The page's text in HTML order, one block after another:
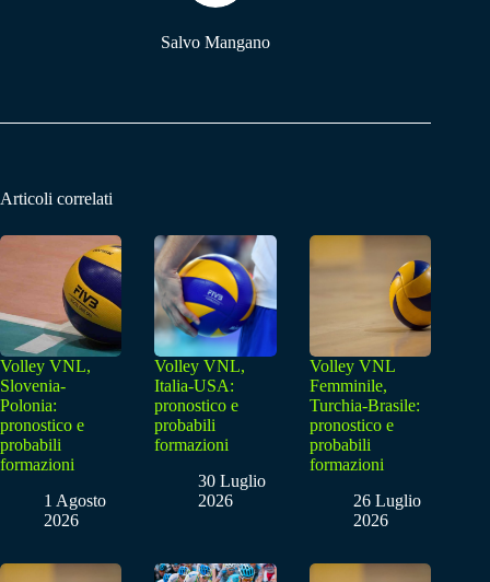
Salvo Mangano
Articoli correlati
Volley VNL,
Slovenia-
Polonia:
pronostico e
probabili
formazioni
1 Agosto
2026
Volley VNL,
Italia-USA:
pronostico e
probabili
formazioni
30 Luglio
2026
Volley VNL
Femminile,
Turchia-Brasile:
pronostico e
probabili
formazioni
26 Luglio
2026